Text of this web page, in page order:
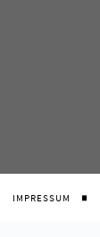
IMPRESSUM